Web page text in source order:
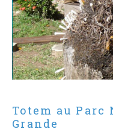
Totem au Parc
Grande